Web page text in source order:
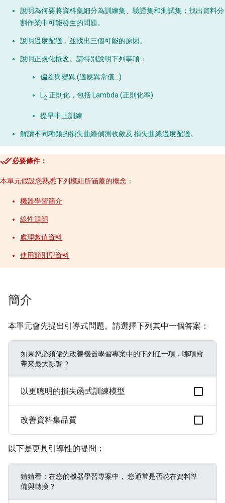
說明為何要將資料集細分為訓練集、驗證集和測試集；找出資料分
割作業中可能發生的問題。
說明過度配適，並找出三個可能的原因。
說明正規化概念。請特別說明下列事項：
偏差與變異 (適應異常值…)
L2 正則化，包括 Lambda (正則化率)
提早中止訓練
解讀不同種類的損失曲線偵測收斂及 損失曲線過度配適。
必要條件：
本單元假設您熟悉下列模組所涵蓋的概念：
機器學習簡介
線性迴歸
處理數值資料
使用類別型資料
簡介
本單元會先提出引導式問題。請選擇下列其中一個答案：
如果您必須優先改善機器學習專案中的下列任一項，哪項會
帶來最大影響？
以更聰明的損失函式訓練模型
改善資料集品質
以下是更具引導性的提問：
猜猜看：在您的機器學習專案中， 您通常是否花在資料準
備與轉換？